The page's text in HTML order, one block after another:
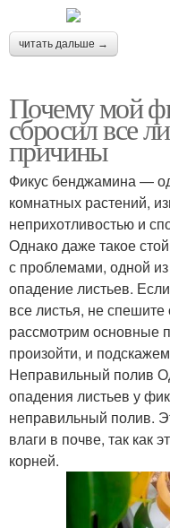
читать дальше →
Почему мой
сбросил все
причины
Фикус бенджамина —
комнатных растений,
неприхотливостью и
Однако даже такое
с проблемами, одной
опадение листьев.
все листья, не
рассмотрим основные
произойти, и
Неправильный полив
опадения листьев у
неправильный полив.
влаги в почве, так как
корней.